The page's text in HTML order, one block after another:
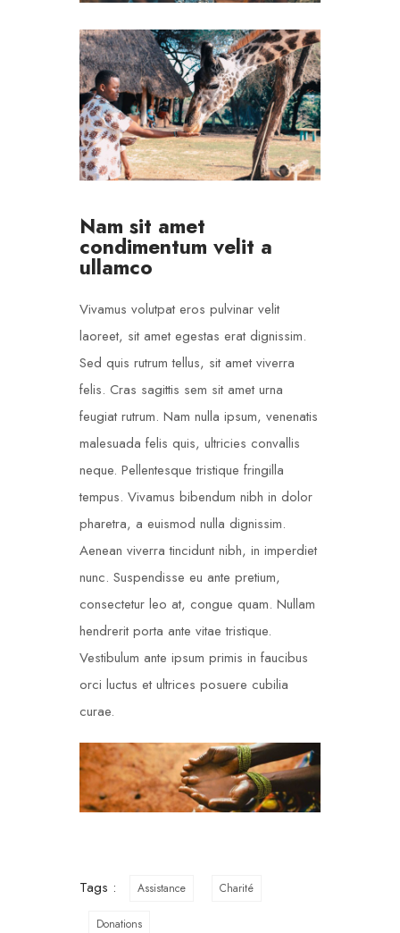
Nam sit amet
condimentum velit a
ullamco
Vivamus volutpat eros pulvinar velit
laoreet, sit amet egestas erat dignissim.
Sed quis rutrum tellus, sit amet viverra
felis. Cras sagittis sem sit amet urna
feugiat rutrum. Nam nulla ipsum, venenatis
malesuada felis quis, ultricies convallis
neque. Pellentesque tristique fringilla
tempus. Vivamus bibendum nibh in dolor
pharetra, a euismod nulla dignissim.
Aenean viverra tincidunt nibh, in imperdiet
nunc. Suspendisse eu ante pretium,
consectetur leo at, congue quam. Nullam
hendrerit porta ante vitae tristique.
Vestibulum ante ipsum primis in faucibus
orci luctus et ultrices posuere cubilia
curae.
Tags : Assistance Charité
Donations